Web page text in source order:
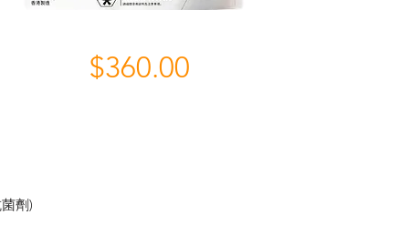
$360.00
劑)